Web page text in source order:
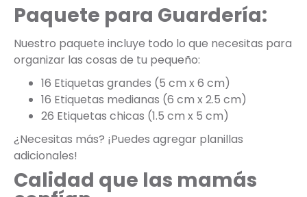
Paquete para Guardería:
Nuestro paquete incluye todo lo que necesitas para
organizar las cosas de tu pequeño:
16 Etiquetas grandes (5 cm x 6 cm)
16 Etiquetas medianas (6 cm x 2.5 cm)
26 Etiquetas chicas (1.5 cm x 5 cm)
¿Necesitas más? ¡Puedes agregar planillas
adicionales!
Calidad que las mamás